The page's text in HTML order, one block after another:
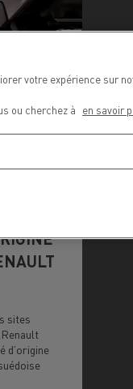
sites
d’origine
votre expérience sur
ou cherchez à en savoir